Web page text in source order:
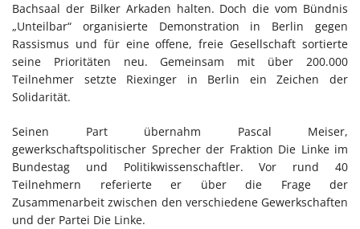
Bachsaal der Bilker Arkaden halten. Doch die vom Bündnis
„Unteilbar“ organisierte Demonstration in Berlin gegen
Rassismus und für eine offene, freie Gesellschaft sortierte
seine Prioritäten neu. Gemeinsam mit über 200.000
Teilnehmer setzte Riexinger in Berlin ein Zeichen der
Solidarität.
Seinen Part übernahm Pascal Meiser,
gewerkschaftspolitischer Sprecher der Fraktion Die Linke im
Bundestag und Politikwissenschaftler. Vor rund 40
Teilnehmern referierte er über die Frage der
Zusammenarbeit zwischen den verschiedene Gewerkschaften
und der Partei Die Linke.